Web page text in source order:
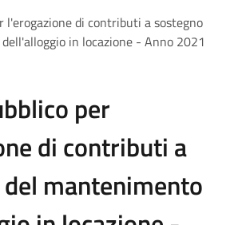
l'erogazione di contributi a sostegno
in locazione - Anno 2021
per
di contributi a
mantenimento